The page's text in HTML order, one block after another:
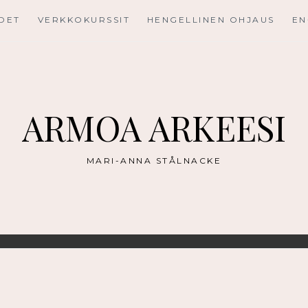
VERKKOKURSSIT HENGELLINEN OHJAUS
ARMOA ARKEESI
MARI-ANNA STÅLNACKE